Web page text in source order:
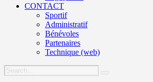
CONTACT
Sportif
Administratif
Bénévoles
Partenaires
Technique (web)